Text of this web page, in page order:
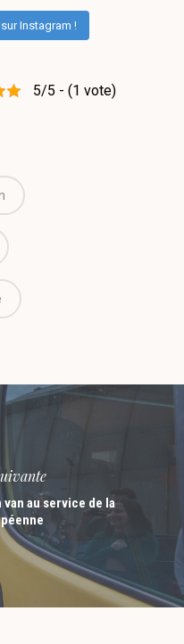
Instagram !
5/5 - (1 vote)
au service de la